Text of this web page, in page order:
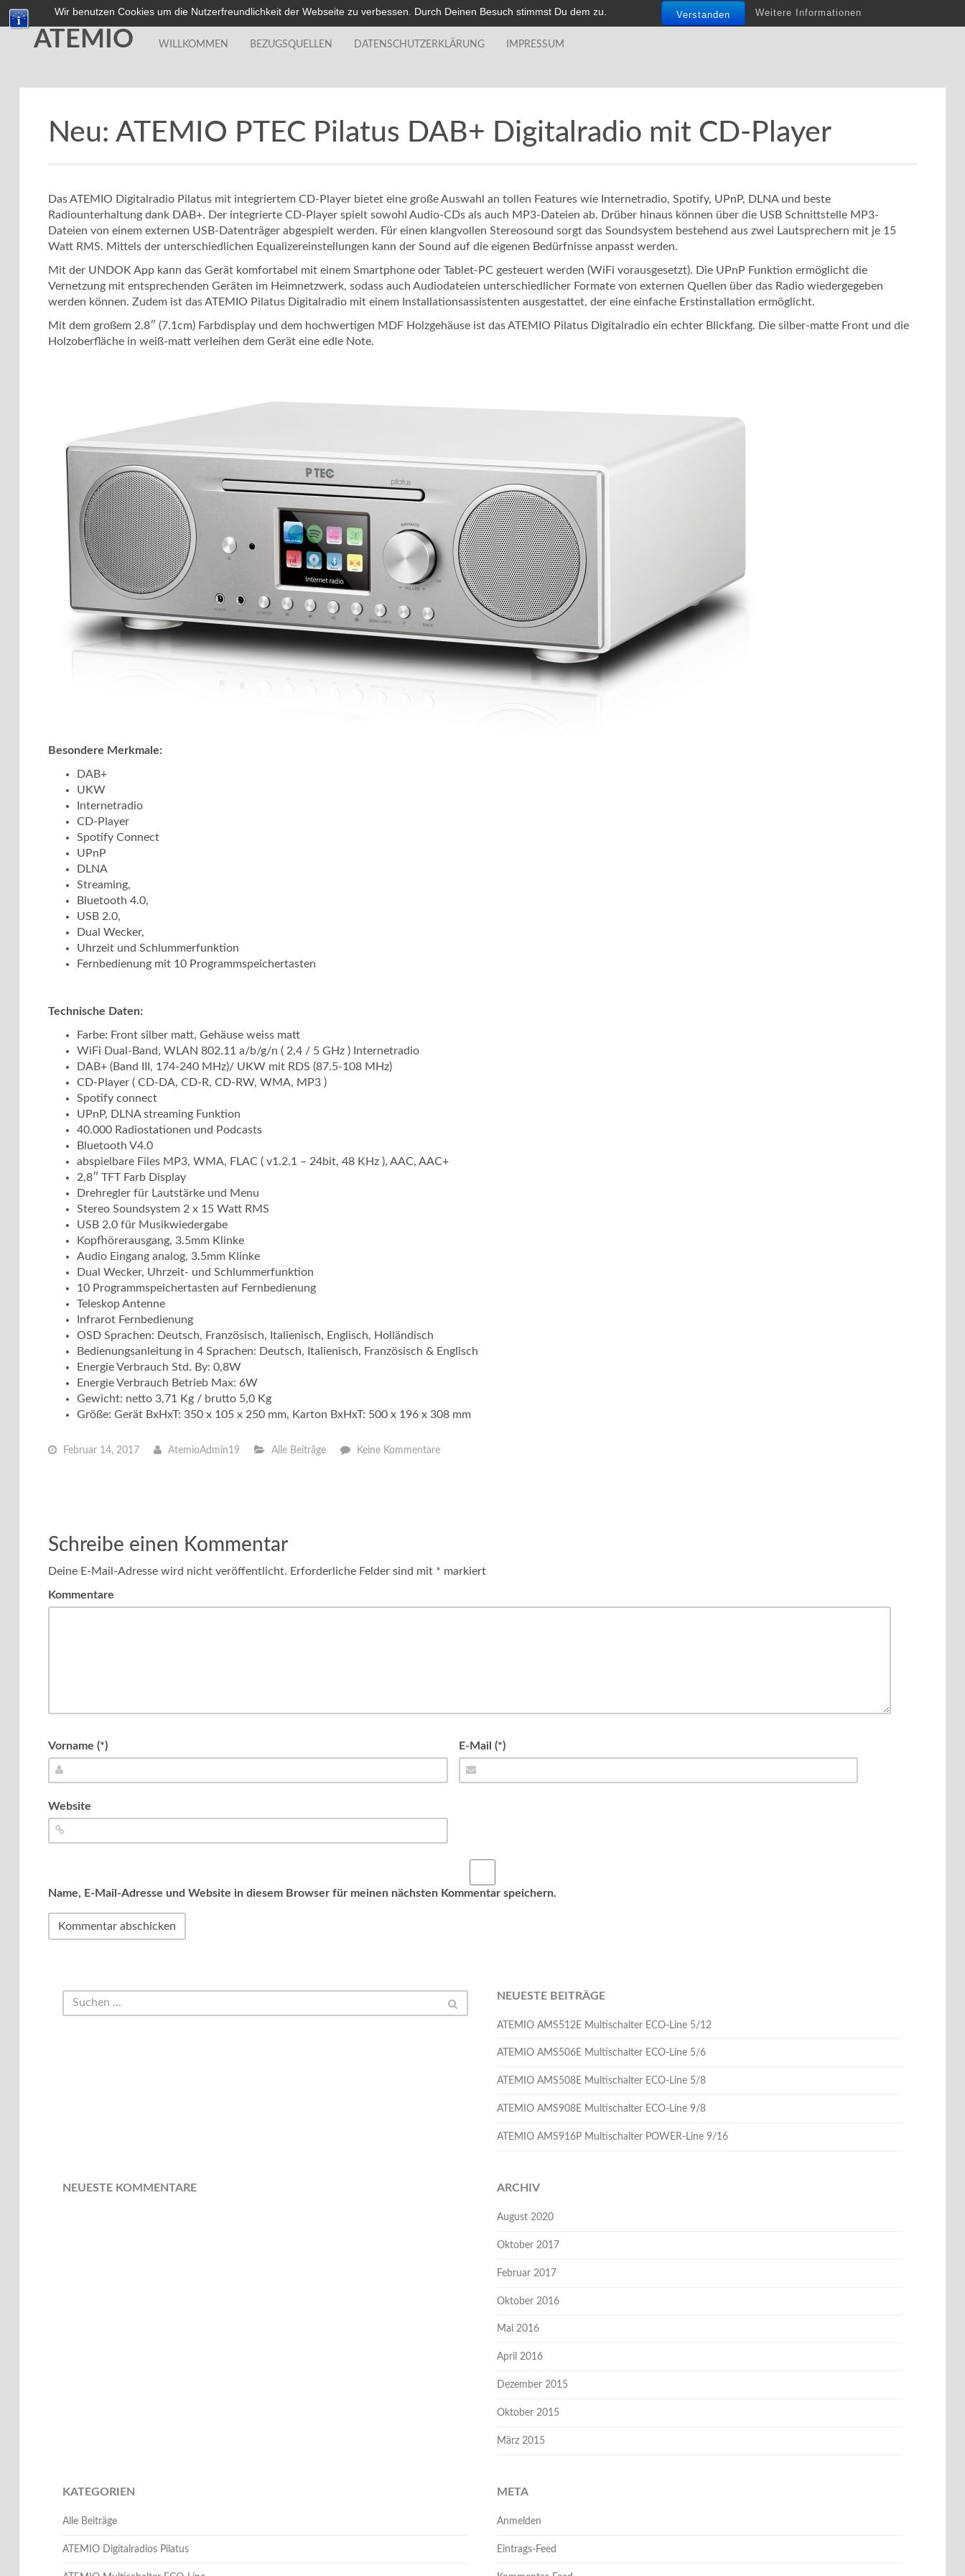
Wir benutzen Cookies um die Nutzerfreundlichkeit der Webseite zu verbessen. Durch Deinen Besuch stimmst Du dem zu. Verstanden Weitere Informationen
ATEMIO WILLKOMMEN BEZUGSQUELLEN DATENSCHUTZERKLÄRUNG IMPRESSUM
Neu: ATEMIO PTEC Pilatus DAB+ Digitalradio mit CD-Player
Das ATEMIO Digitalradio Pilatus mit integriertem CD-Player bietet eine große Auswahl an tollen Features wie Internetradio, Spotify, UPnP, DLNA und beste
Radiounterhaltung dank DAB+. Der integrierte CD-Player spielt sowohl Audio-CDs als auch MP3-Dateien ab. Drüber hinaus können über die USB Schnittstelle MP3-
Dateien von einem externen USB-Datenträger abgespielt werden. Für einen klangvollen Stereosound sorgt das Soundsystem bestehend aus zwei Lautsprechern mit je 15
Watt RMS. Mittels der unterschiedlichen Equalizereinstellungen kann der Sound auf die eigenen Bedürfnisse anpasst werden.
Mit der UNDOK App kann das Gerät komfortabel mit einem Smartphone oder Tablet-PC gesteuert werden (WiFi vorausgesetzt). Die UPnP Funktion ermöglicht die
Vernetzung mit entsprechenden Geräten im Heimnetzwerk, sodass auch Audiodateien unterschiedlicher Formate von externen Quellen über das Radio wiedergegeben
werden können. Zudem ist das ATEMIO Pilatus Digitalradio mit einem Installationsassistenten ausgestattet, der eine einfache Erstinstallation ermöglicht.
Mit dem großem 2.8″ (7.1cm) Farbdisplay und dem hochwertigen MDF Holzgehäuse ist das ATEMIO Pilatus Digitalradio ein echter Blickfang. Die silber-matte Front und die
Holzoberfläche in weiß-matt verleihen dem Gerät eine edle Note.
Besondere Merkmale:
DAB+
UKW
Internetradio
CD-Player
Spotify Connect
UPnP
DLNA
Streaming,
Bluetooth 4.0,
USB 2.0,
Dual Wecker,
Uhrzeit und Schlummerfunktion
Fernbedienung mit 10 Programmspeichertasten
Technische Daten:
Farbe: Front silber matt, Gehäuse weiss matt
WiFi Dual-Band, WLAN 802.11 a/b/g/n ( 2,4 / 5 GHz ) Internetradio
DAB+ (Band III, 174-240 MHz)/ UKW mit RDS (87.5-108 MHz)
CD-Player ( CD-DA, CD-R, CD-RW, WMA, MP3 )
Spotify connect
UPnP, DLNA streaming Funktion
40.000 Radiostationen und Podcasts
Bluetooth V4.0
abspielbare Files MP3, WMA, FLAC ( v1.2.1 – 24bit, 48 KHz ), AAC, AAC+
2,8″ TFT Farb Display
Drehregler für Lautstärke und Menu
Stereo Soundsystem 2 x 15 Watt RMS
USB 2.0 für Musikwiedergabe
Kopfhörerausgang, 3.5mm Klinke
Audio Eingang analog, 3.5mm Klinke
Dual Wecker, Uhrzeit- und Schlummerfunktion
10 Programmspeichertasten auf Fernbedienung
Teleskop Antenne
Infrarot Fernbedienung
OSD Sprachen: Deutsch, Französisch, Italienisch, Englisch, Holländisch
Bedienungsanleitung in 4 Sprachen: Deutsch, Italienisch, Französisch & Englisch
Energie Verbrauch Std. By: 0,8W
Energie Verbrauch Betrieb Max: 6W
Gewicht: netto 3,71 Kg / brutto 5,0 Kg
Größe: Gerät BxHxT: 350 x 105 x 250 mm, Karton BxHxT: 500 x 196 x 308 mm
Februar 14, 2017 AtemioAdmin19 Alle Beiträge Keine Kommentare
Schreibe einen Kommentar
Deine E-Mail-Adresse wird nicht veröffentlicht. Erforderliche Felder sind mit * markiert
Kommentare
Vorname (*) E-Mail (*)
Website
Name, E-Mail-Adresse und Website in diesem Browser für meinen nächsten Kommentar speichern.
NEUESTE BEITRÄGE
ATEMIO AMS512E Multischalter ECO-Line 5/12
ATEMIO AMS506E Multischalter ECO-Line 5/6
ATEMIO AMS508E Multischalter ECO-Line 5/8
ATEMIO AMS908E Multischalter ECO-Line 9/8
ATEMIO AMS916P Multischalter POWER-Line 9/16
NEUESTE KOMMENTARE ARCHIV
August 2020
Oktober 2017
Februar 2017
Oktober 2016
Mai 2016
April 2016
Dezember 2015
Oktober 2015
März 2015
KATEGORIEN
Alle Beiträge
ATEMIO Digitalradios Pilatus
META
Anmelden
Eintrags-Feed